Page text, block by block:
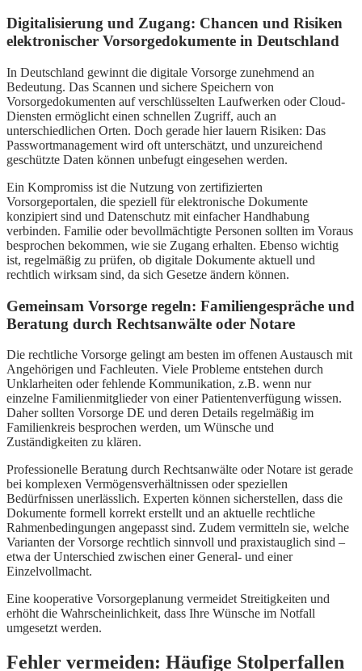
Digitalisierung und Zugang: Chancen und Risiken
elektronischer Vorsorgedokumente in Deutschland
In Deutschland gewinnt die digitale Vorsorge zunehmend an
Bedeutung. Das Scannen und sichere Speichern von
Vorsorgedokumenten auf verschlüsselten Laufwerken oder Cloud-
Diensten ermöglicht einen schnellen Zugriff, auch an
unterschiedlichen Orten. Doch gerade hier lauern Risiken: Das
Passwortmanagement wird oft unterschätzt, und unzureichend
geschützte Daten können unbefugt eingesehen werden.
Ein Kompromiss ist die Nutzung von zertifizierten
Vorsorgeportalen, die speziell für elektronische Dokumente
konzipiert sind und Datenschutz mit einfacher Handhabung
verbinden. Familie oder bevollmächtigte Personen sollten im Voraus
besprochen bekommen, wie sie Zugang erhalten. Ebenso wichtig
ist, regelmäßig zu prüfen, ob digitale Dokumente aktuell und
rechtlich wirksam sind, da sich Gesetze ändern können.
Gemeinsam Vorsorge regeln: Familiengespräche und
Beratung durch Rechtsanwälte oder Notare
Die rechtliche Vorsorge gelingt am besten im offenen Austausch mit
Angehörigen und Fachleuten. Viele Probleme entstehen durch
Unklarheiten oder fehlende Kommunikation, z.B. wenn nur
einzelne Familienmitglieder von einer Patientenverfügung wissen.
Daher sollten Vorsorge DE und deren Details regelmäßig im
Familienkreis besprochen werden, um Wünsche und
Zuständigkeiten zu klären.
Professionelle Beratung durch Rechtsanwälte oder Notare ist gerade
bei komplexen Vermögensverhältnissen oder speziellen
Bedürfnissen unerlässlich. Experten können sicherstellen, dass die
Dokumente formell korrekt erstellt und an aktuelle rechtliche
Rahmenbedingungen angepasst sind. Zudem vermitteln sie, welche
Varianten der Vorsorge rechtlich sinnvoll und praxistauglich sind –
etwa der Unterschied zwischen einer General- und einer
Einzelvollmacht.
Eine kooperative Vorsorgeplanung vermeidet Streitigkeiten und
erhöht die Wahrscheinlichkeit, dass Ihre Wünsche im Notfall
umgesetzt werden.
Fehler vermeiden: Häufige Stolperfallen